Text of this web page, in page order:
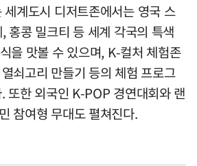
계도시 디저트존에서는 영국 스
홍콩 밀크티 등 세계 각국의 특색
을 맛볼 수 있으며, K-컬처 체험존
쇠고리 만들기 등의 체험 프로그
또한 외국인 K-POP 경연대회와 랜
참여형 무대도 펼쳐진다.